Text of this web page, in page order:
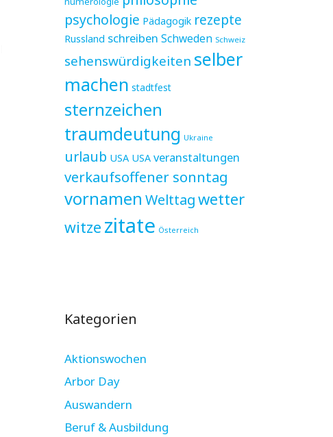
psychologie Pädagogik rezepte
Russland schreiben Schweden Schweiz
sehenswürdigkeiten selber
machen stadtfest
sternzeichen
traumdeutung Ukraine
urlaub USA USA veranstaltungen
verkaufsoffener sonntag
vornamen Welttagwetter
witze zitate Österreich
Kategorien
Aktionswochen
Arbor Day
Auswandern
Beruf & Ausbildung